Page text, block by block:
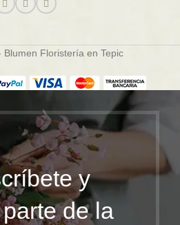
Blumen Floristería en Tepic
y
de la